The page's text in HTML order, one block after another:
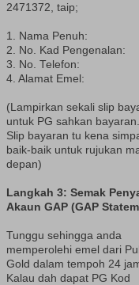
2471372 , taip;
1. Nama Penuh:
2. No. Kad Pengenalan:
3. No. Telefon:
4. Alamat Emel:
(Lampirkan sekali slip
untuk PG sahkan bayaran.
Slip bayaran tu kena
baik-baik untuk rujukan
depan)
Langkah 3: Semak
Akaun GAP (GAP
Tunggu sehingga anda
memperolehi emel dari
Gold dalam tempoh 24
Kalau dah dapat PG Kod